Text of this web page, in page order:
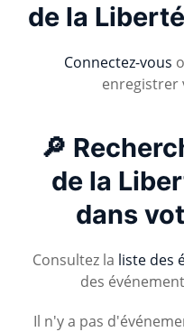
de la
Connectez-vous
enregistrer
🔎
de la
dans
Consultez la liste des
des
Il n'y a pas